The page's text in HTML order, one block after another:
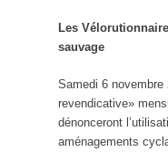
Les
sauvage
Samedi 6 novembre
revendicative»
dénonceront
aménagements